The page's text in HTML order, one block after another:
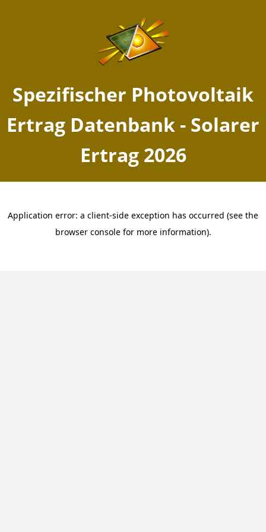
Spezifischer Photovoltaik
Ertrag Datenbank - Solarer
Ertrag 2026